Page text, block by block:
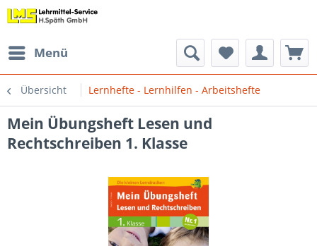
Menü
Übersicht Lernhefte - Lernhilfen - Arbeitshefte
Mein Übungsheft Lesen und
Rechtschreiben 1. Klasse